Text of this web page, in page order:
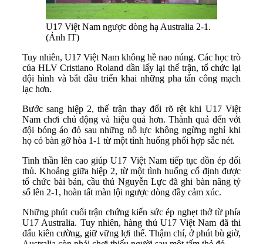
U17 Việt Nam ngược dòng hạ Australia 2-1.
(Ảnh IT)
Tuy nhiên, U17 Việt Nam không hề nao núng. Các học trò
của HLV Cristiano Roland dần lấy lại thế trận, tổ chức lại
đội hình và bắt đầu triển khai những pha tấn công mạch
lạc hơn.
Bước sang hiệp 2, thế trận thay đổi rõ rệt khi U17 Việt
Nam chơi chủ động và hiệu quả hơn. Thành quả đến với
đội bóng áo đỏ sau những nỗ lực không ngừng nghỉ khi
họ có bàn gỡ hòa 1-1 từ một tình huống phối hợp sắc nét.
Tinh thần lên cao giúp U17 Việt Nam tiếp tục dồn ép đối
thủ. Khoảng giữa hiệp 2, từ một tình huống cố định được
tổ chức bài bản, cầu thủ Nguyễn Lực đã ghi bàn nâng tỷ
số lên 2-1, hoàn tất màn lội ngược dòng đầy cảm xúc.
Những phút cuối trận chứng kiến sức ép nghẹt thở từ phía
U17 Australia. Tuy nhiên, hàng thủ U17 Việt Nam đã thi
đấu kiên cường, giữ vững lợi thế. Thậm chí, ở phút bù giờ,